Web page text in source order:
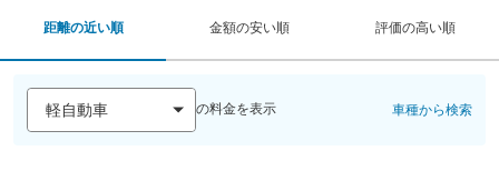
距離の近い順 金額の安い順 評価の高い順
の料金を表示 車種から検索